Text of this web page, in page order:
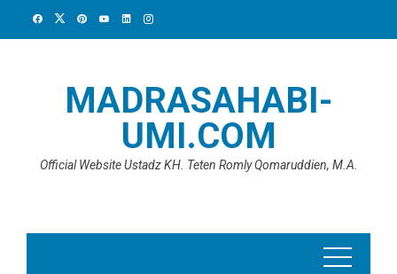
MADRASAHABI-
UMI.COM
Official Website Ustadz KH. Teten Romly Qomaruddien, M.A.